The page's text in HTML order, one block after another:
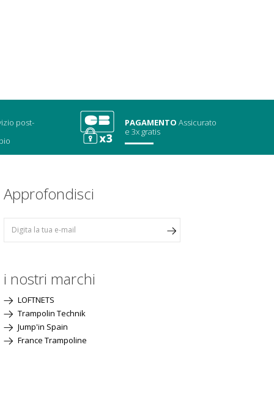
post-
PAGAMENTO Assicurato
e 3x gratis
Approfondisci
i nostri marchi
LOFTNETS
Trampolin Technik
Jump'in Spain
France Trampoline